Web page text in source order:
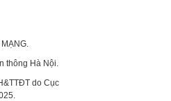
thông Hà Nội.
do Cục